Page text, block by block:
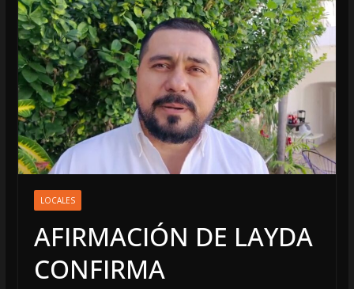
LOCALES
AFIRMACIÓN DE LAYDA
CONFIRMA